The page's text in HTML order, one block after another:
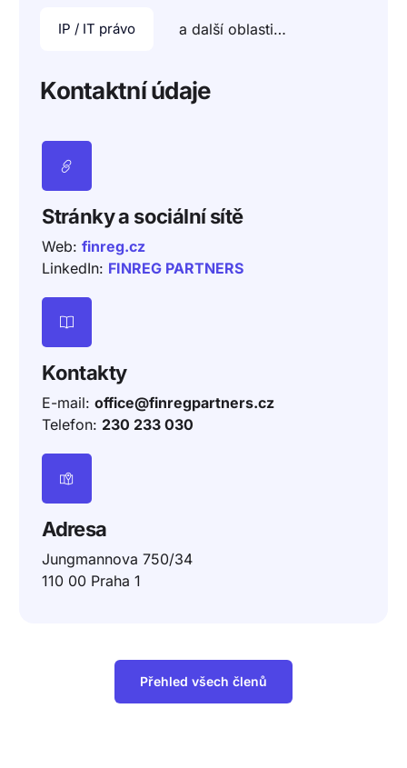
IP / IT právo a další oblasti…
Kontaktní údaje
Stránky a sociální sítě
Web:finreg.cz
LinkedIn: FINREG PARTNERS
Kontakty
E-mail:office@finregpartners.cz
Telefon: 230 233 030
Adresa
Jungmannova 750/34
110 00 Praha 1
Přehled všech členů